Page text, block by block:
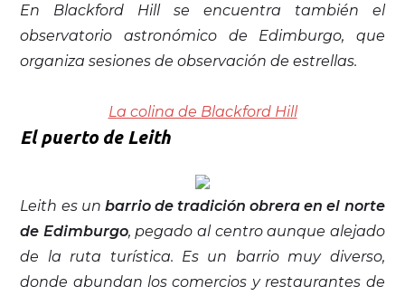
En Blackford Hill se encuentra también el
observatorio astronómico de Edimburgo, que
organiza sesiones de observación de estrellas.
La colina de Blackford Hill
El puerto de Leith
Leith es un barrio de tradición obrera en el norte
de Edimburgo, pegado al centro aunque alejado
de la ruta turística. Es un barrio muy diverso,
donde abundan los comercios y restaurantes de